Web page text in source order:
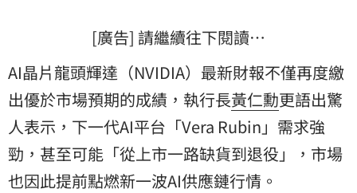
[廣告] 請繼續往下閱讀…
AI晶片龍頭輝達（NVIDIA）最新財報不僅再度繳
出優於市場預期的成績，執行長黃仁勳更語出驚
人表示，下一代AI平台「Vera Rubin」需求強
勁，甚至可能「從上市一路缺貨到退役」，市場
也因此提前點燃新一波AI供應鏈行情。